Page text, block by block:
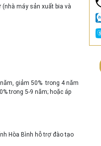
(nhà máy sản xuất bia và
giảm 50% trong 4 năm
trong 5-9 năm; hoặc áp
Hòa Bình hỗ trợ đào tạo